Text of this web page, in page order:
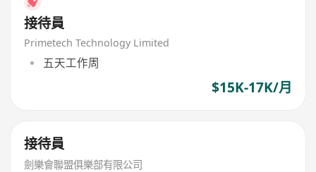
接待員
Primetech Technology Limited
五天工作周
$15K-17K/月
接待員
劍樂會聯盟俱樂部有限公司